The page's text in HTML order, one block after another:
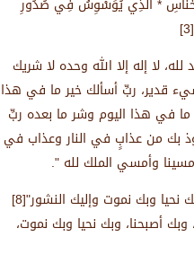
* الَّذِي يُوَسْوِسُ فِي صُدُورِ
الملك لله[4]، والحمد لله، لا إله إلا الله وحده لا شريك
قدير، ربِّ أسألك خير ما في هذا
بك من شر ما في هذا اليوم وشر ما بعده ربِّ
بك من عذابٍ في النار وعذاب في
78- "اللهم بك أصبحنا وبك أمسينا[7] وبك نحيا وبك نموت وإليك النشور"[8]
أصبحنا، وبك نحيا وبك نموت،